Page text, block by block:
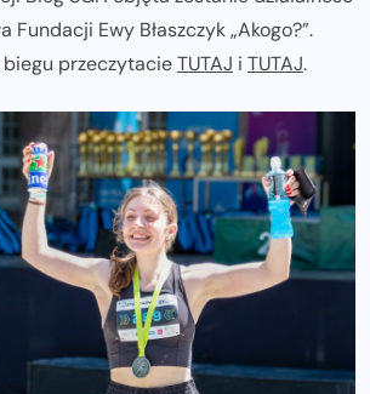
Fundacji Ewy Błaszczyk „Akogo?”.
przeczytacieTUTAJ i TUTAJ.